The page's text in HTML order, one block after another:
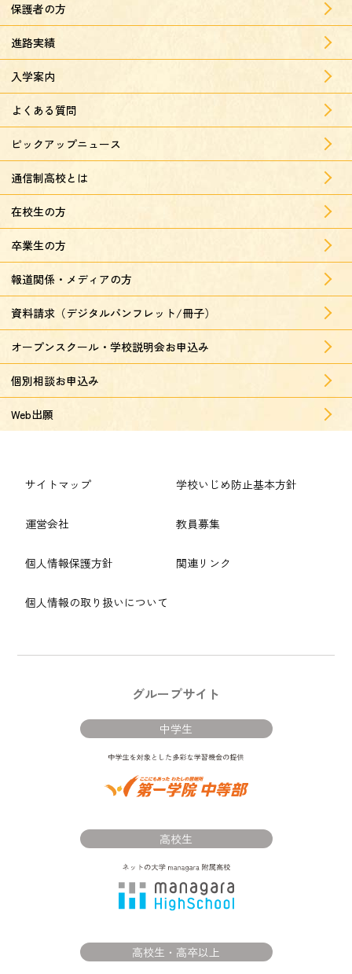
保護者の方
進路実績
入学案内
よくある質問
ピックアップニュース
通信制高校とは
在校生の方
卒業生の方
報道関係・メディアの方
資料請求（デジタルパンフレット/冊子）
オープンスクール・学校説明会お申込み
個別相談お申込み
Web出願
サイトマップ
運営会社
個人情報保護方針
個人情報の取り扱いについて
学校いじめ防止基本方針
教員募集
関連リンク
グループサイト
中学生
高校生
高校生・高卒以上